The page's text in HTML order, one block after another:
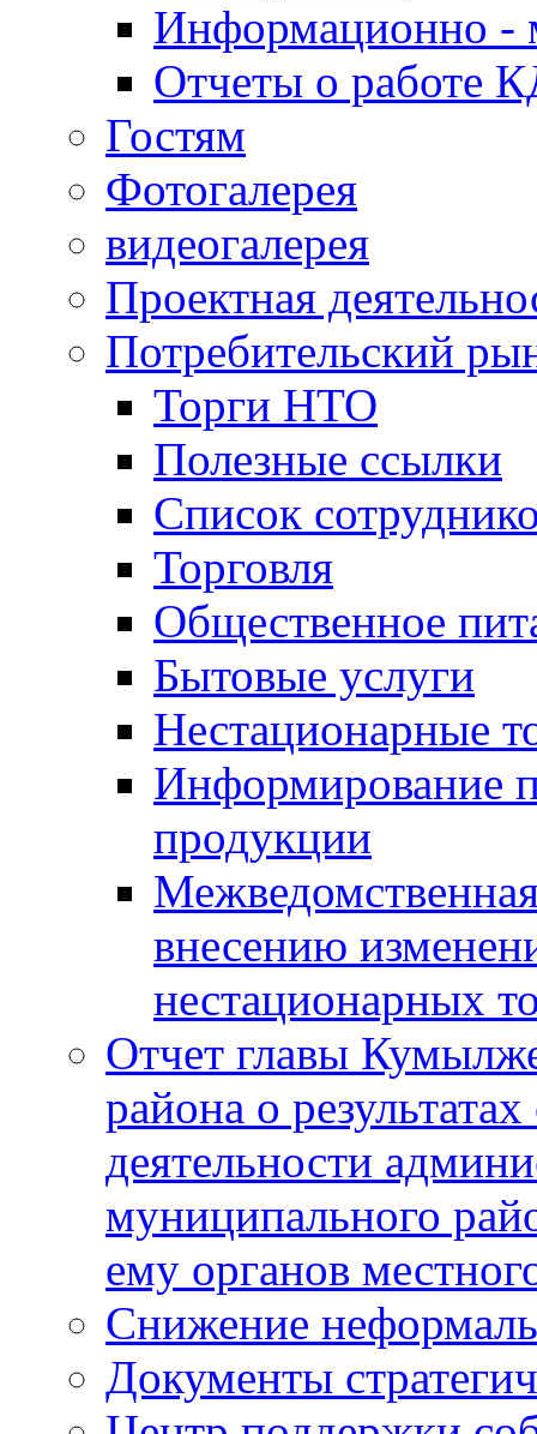
Информационно -
Отчеты о работе
Гостям
Фотогалерея
видеогалерея
Проектная
Потребительский
Торги НТО
Полезные ссылки
Список
Торговля
Общественное
Бытовые услуги
Нестационарные
Информирование
продукции
внесению
нестационарных
Отчет главы
района о
деятельности
муниципального
ему органов
Снижение
Документы